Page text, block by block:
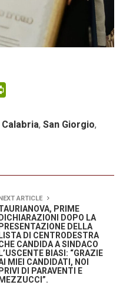
, San Giorgio,
ARTICLE
PRIME
DICHIARAZIONI DOPO LA
PRESENTAZIONE DELLA
LISTA DI CENTRODESTRA
CANDIDA A SINDACO
L’USCENTE BIASI: “GRAZIE
MIEI CANDIDATI, NOI
PRIVI DI PARAVENTI E
MEZZUCCI”.